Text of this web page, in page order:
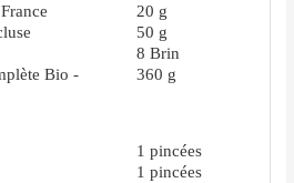
20 g
50 g
8 Brin
Bio -
360 g
1 pincées
1 pincées